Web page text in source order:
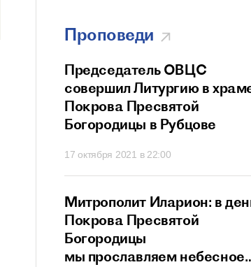
Проповеди
Председатель ОВЦС
совершил Литургию в
Покрова Пресвятой
Богородицы в Рубцове
17 октября 2021 в 22:00
Митрополит Иларион: в
Покрова Пресвятой
Богородицы
мы прославляем небесное